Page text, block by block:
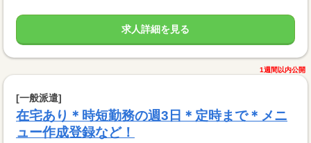
求人詳細を見る
1週間以内公開
[一般派遣]
在宅あり＊時短勤務の週3日＊定時まで＊メニ
ュー作成登録など！